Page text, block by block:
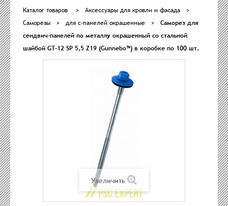
Каталог товаров > Аксессуары для кровли и фасада
>
Саморезы
> для с-панелей окрашенные >
Саморез для
сендвич-панелей по металлу окрашенный со стальной
шайбой GT-12 SP 5,5 Z19 (Gunnebo™) в коробке по 100 шт.
Увеличить